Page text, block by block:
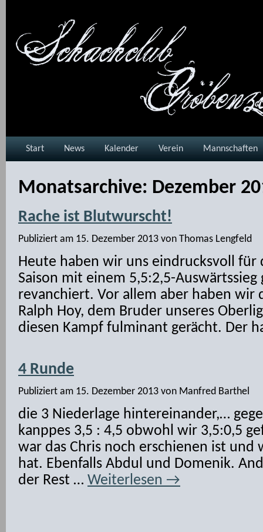
Start News Kalender Verein Mannschaften
Monatsarchive: Dezember
Rache ist Blutwurscht!
Publiziert am 15. Dezember 2013 von Thomas Lengfeld
Heute haben wir uns eindrucksvoll
Saison mit einem 5,5:2,5-Auswärtssieg
revanchiert. Vor allem aber haben wir
Ralph Hoy, dem Bruder unseres
diesen Kampf fulminant gerächt. Der
4 Runde
Publiziert am 15. Dezember 2013 von Manfred Barthel
die 3 Niederlage hintereinander,…
kanppes 3,5 : 4,5 obwohl wir 3,5:0,5
war das Chris noch erschienen ist
hat. Ebenfalls Abdul und Domenik.
der Rest … Weiterlesen →